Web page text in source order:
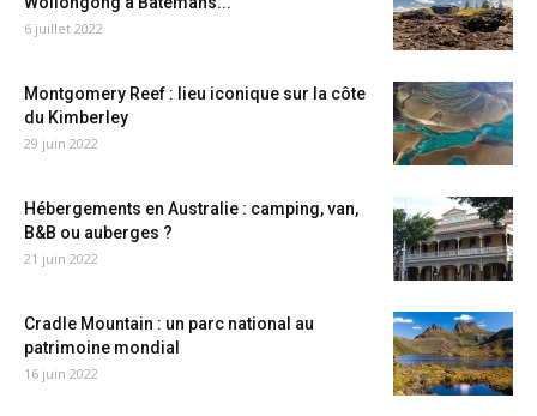
6 juillet 2022
Montgomery Reef : lieu iconique sur la côte
du Kimberley
29 juin 2022
Hébergements en Australie : camping, van,
B&B ou auberges ?
21 juin 2022
Cradle Mountain : un parc national au
patrimoine mondial
16 juin 2022